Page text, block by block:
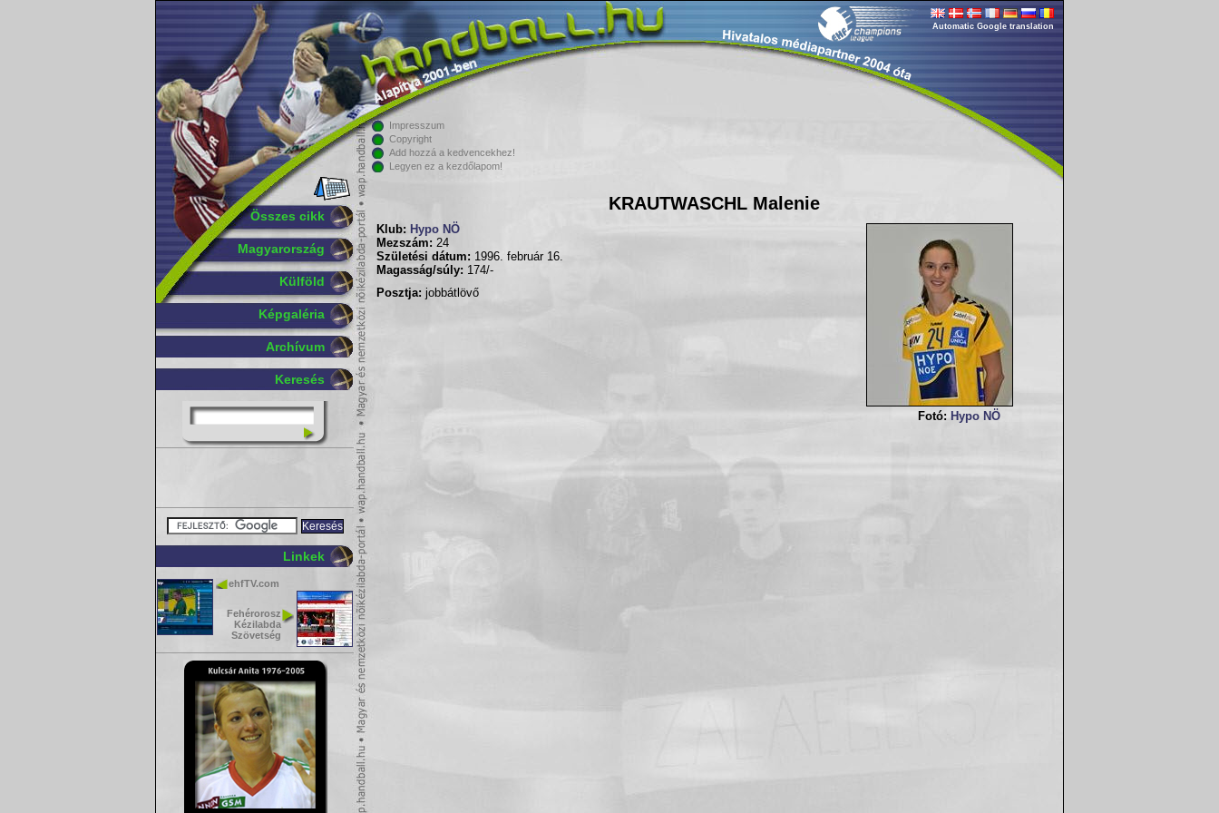
Összes cikk
Magyarország
Külföld
Képgaléria
Archívum
Keresés
Linkek
ehfTV.com
Fehérorosz
Kézilabda
Szövetség
Automatic Google translation
Impresszum
Copyright
Add hozzá a kedvencekhez!
Legyen ez a kezdőlapom!
KRAUTWASCHL Malenie
Klub: Hypo NÖ
Mezszám: 24
Születési dátum: 1996. február 16.
Magasság/súly: 174/-
Posztja: jobbátlövő
Fotó: Hypo NÖ